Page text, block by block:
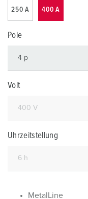
250 A 400 A
Pole
Volt
Uhrzeitstellung
MetalLine